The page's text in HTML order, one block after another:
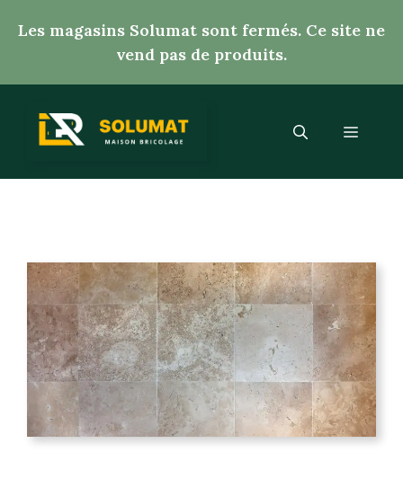
Les magasins Solumat sont fermés. Ce site ne
vend pas de produits.
Menu